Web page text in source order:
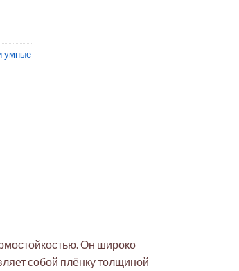
умные
Он широко
собой плёнку толщиной